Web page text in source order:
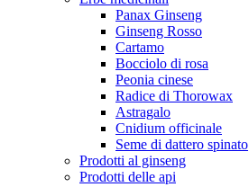
Panax Ginseng
Ginseng Rosso
Cartamo
Bocciolo di rosa
Peonia cinese
Radice di Thorowax
Astragalo
Cnidium officinale
Seme di dattero spinato
Prodotti al ginseng
Prodotti delle api